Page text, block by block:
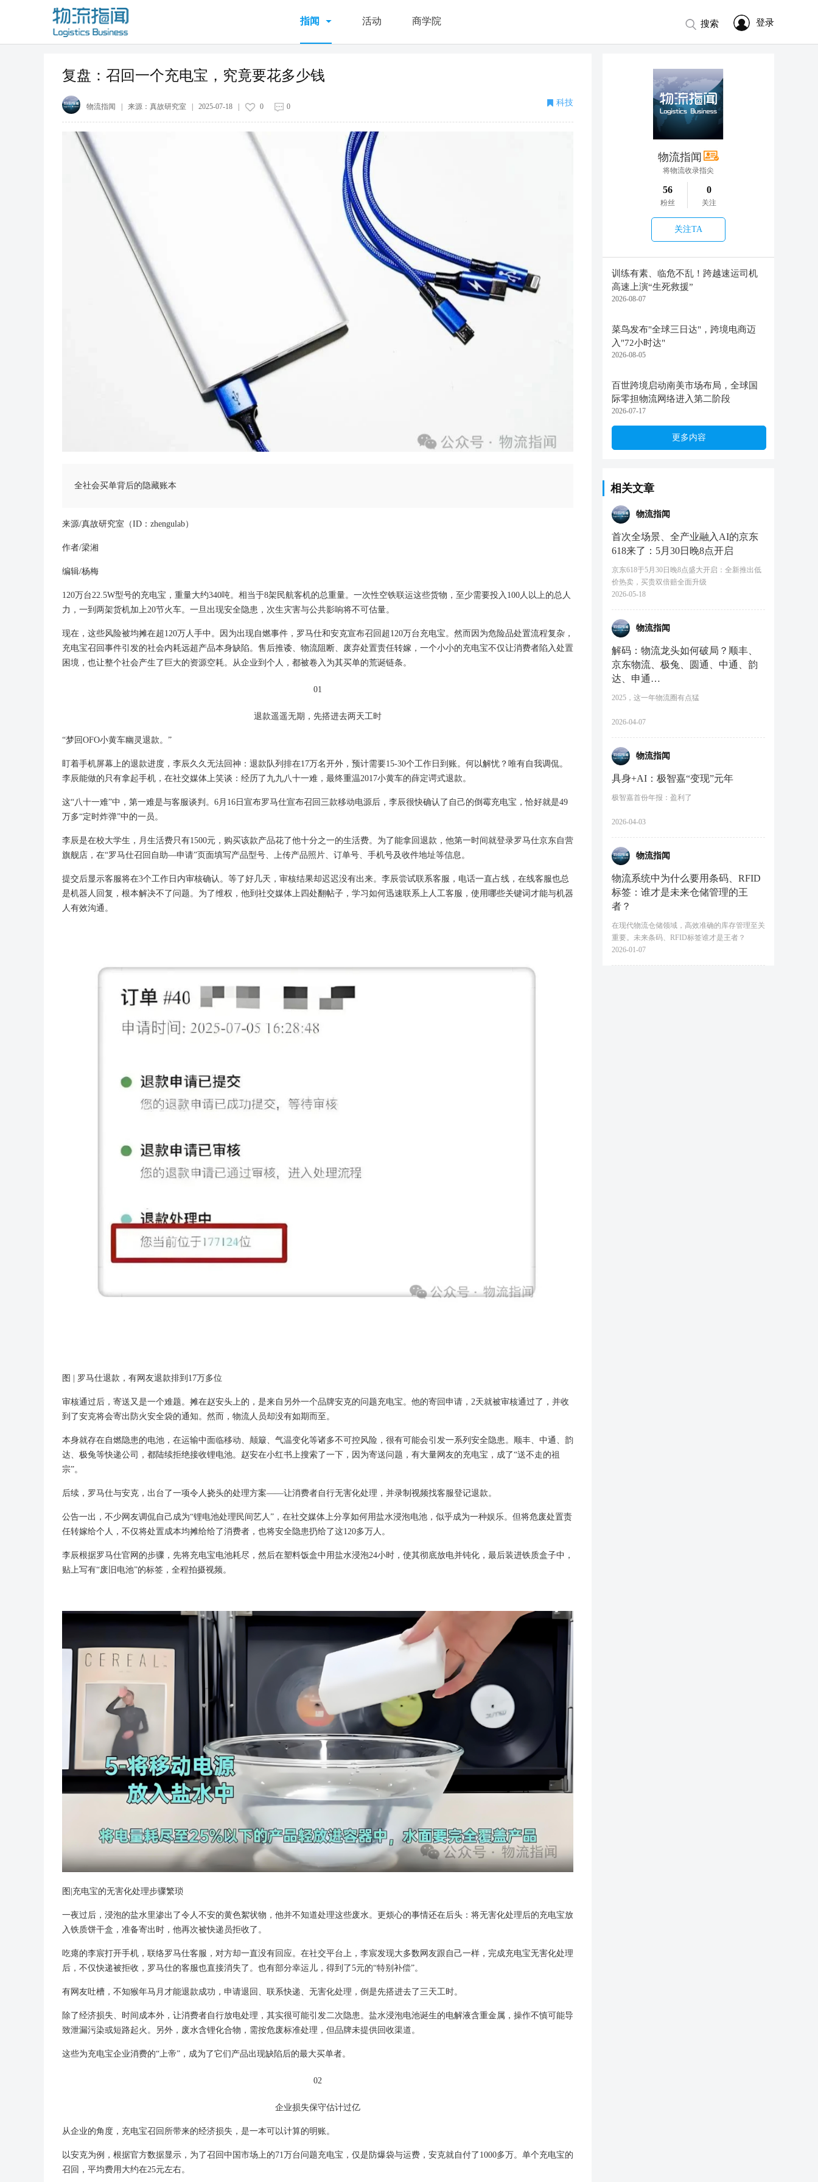
指闻 活动 商学院 登录
搜索
物流指闻
将物流收录指尖
56
粉丝
0
关注
关注TA
训练有素、临危不乱！跨越速运司机
高速上演“生死救援”
2026-08-07
菜鸟发布"全球三日达"，跨境电商迈
入"72小时达"
2026-08-05
百世跨境启动南美市场布局，全球国
际零担物流网络进入第二阶段
2026-07-17
更多内容
相关文章
物流指闻
首次全场景、全产业融入AI的京东
618来了：5月30日晚8点开启
京东618于5月30日晚8点盛大开启：全新推出低
价热卖，买贵双倍赔全面升级
2026-05-18
物流指闻
解码：物流龙头如何破局？顺丰、
京东物流、极兔、圆通、中通、韵
达、申通…
2025，这一年物流圈有点猛
2026-04-07
物流指闻
具身+AI：极智嘉“变现”元年
极智嘉首份年报：盈利了
2026-04-03
物流指闻
物流系统中为什么要用条码、RFID
标签：谁才是未来仓储管理的王
者？
在现代物流仓储领域，高效准确的库存管理至关
重要。未来条码、RFID标签谁才是王者？
2026-01-07
复盘：召回一个充电宝，究竟要花多少钱
物流指闻 | 来源： 真故研究室 2025-07-18 0 0 科技
全社会买单背后的隐藏账本
来源/真故研究室（ID：zhengulab）
作者/梁湘
编辑/杨梅
120万台22.5W型号的充电宝，重量大约340吨。相当于8架民航客机的总重量。一次性空铁联运这些货物，至少需要投入100人以上的总人
力，一到两架货机加上20节火车。一旦出现安全隐患，次生灾害与公共影响将不可估量。
现在，这些风险被均摊在超120万人手中。因为出现自燃事件，罗马仕和安克宣布召回超120万台充电宝。然而因为危险品处置流程复杂，
充电宝召回事件引发的社会内耗远超产品本身缺陷。售后推诿、物流阻断、废弃处置责任转嫁，一个小小的充电宝不仅让消费者陷入处置
困境，也让整个社会产生了巨大的资源空耗。从企业到个人，都被卷入为其买单的荒诞链条。
01
退款遥遥无期，先搭进去两天工时
“梦回OFO小黄车幽灵退款。”
盯着手机屏幕上的退款进度，李辰久久无法回神：退款队列排在17万名开外，预计需要15-30个工作日到账。何以解忧？唯有自我调侃。
李辰能做的只有拿起手机，在社交媒体上笑谈：经历了九九八十一难，最终重温2017小黄车的薛定谔式退款。
这“八十一难”中，第一难是与客服谈判。6月16日宣布罗马仕宣布召回三款移动电源后，李辰很快确认了自己的倒霉充电宝，恰好就是49
万多“定时炸弹”中的一员。
李辰是在校大学生，月生活费只有1500元，购买该款产品花了他十分之一的生活费。为了能拿回退款，他第一时间就登录罗马仕京东自营
旗舰店，在“罗马仕召回自助—申请”页面填写产品型号、上传产品照片、订单号、手机号及收件地址等信息。
提交后显示客服将在3个工作日内审核确认。等了好几天，审核结果却迟迟没有出来。李辰尝试联系客服，电话一直占线，在线客服也总
是机器人回复，根本解决不了问题。为了维权，他到社交媒体上四处翻帖子，学习如何迅速联系上人工客服，使用哪些关键词才能与机器
人有效沟通。
图 | 罗马仕退款，有网友退款排到17万多位
审核通过后，寄送又是一个难题。摊在赵安头上的，是来自另外一个品牌安克的问题充电宝。他的寄回申请，2天就被审核通过了，并收
到了安克将会寄出防火安全袋的通知。然而，物流人员却没有如期而至。
本身就存在自燃隐患的电池，在运输中面临移动、颠簸、气温变化等诸多不可控风险，很有可能会引发一系列安全隐患。顺丰、中通、韵
达、极兔等快递公司，都陆续拒绝接收锂电池。赵安在小红书上搜索了一下，因为寄送问题，有大量网友的充电宝，成了“送不走的祖
宗”。
后续，罗马仕与安克，出台了一项令人挠头的处理方案——让消费者自行无害化处理，并录制视频找客服登记退款。
公告一出，不少网友调侃自己成为“锂电池处理民间艺人”，在社交媒体上分享如何用盐水浸泡电池，似乎成为一种娱乐。但将危废处置责
任转嫁给个人，不仅将处置成本均摊给给了消费者，也将安全隐患扔给了这120多万人。
李辰根据罗马仕官网的步骤，先将充电宝电池耗尽，然后在塑料饭盒中用盐水浸泡24小时，使其彻底放电并钝化，最后装进铁质盒子中，
贴上写有“废旧电池”的标签，全程拍摄视频。
图|充电宝的无害化处理步骤繁琐
一夜过后，浸泡的盐水里渗出了令人不安的黄色絮状物，他并不知道处理这些废水。更烦心的事情还在后头：将无害化处理后的充电宝放
入铁质饼干盒，准备寄出时，他再次被快递员拒收了。
吃瘪的李宸打开手机，联络罗马仕客服，对方却一直没有回应。在社交平台上，李宸发现大多数网友跟自己一样，完成充电宝无害化处理
后，不仅快递被拒收，罗马仕的客服也直接消失了。也有部分幸运儿，得到了5元的“特别补偿”。
有网友吐槽，不知猴年马月才能退款成功，申请退回、联系快递、无害化处理，倒是先搭进去了三天工时。
除了经济损失、时间成本外，让消费者自行放电处理，其实很可能引发二次隐患。盐水浸泡电池诞生的电解液含重金属，操作不慎可能导
致泄漏污染或短路起火。另外，废水含锂化合物，需按危废标准处理，但品牌未提供回收渠道‌。
这些为充电宝企业消费的“上帝”，成为了它们产品出现缺陷后的最大买单者。
02
企业损失保守估计过亿
从企业的角度，充电宝召回所带来的经济损失，是一本可以计算的明账。
以安克为例，根据官方数据显示，为了召回中国市场上的71万台问题充电宝，仅是防爆袋与运费，安克就自付了1000多万。单个充电宝的
召回，平均费用大约在25元左右。